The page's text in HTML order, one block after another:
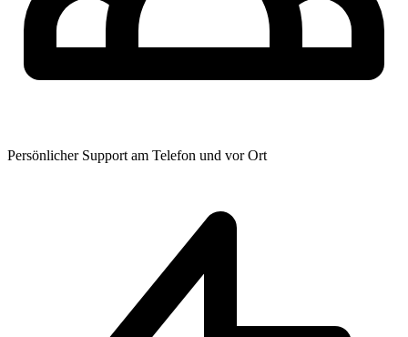
Persönlicher Support am Telefon und vor Ort